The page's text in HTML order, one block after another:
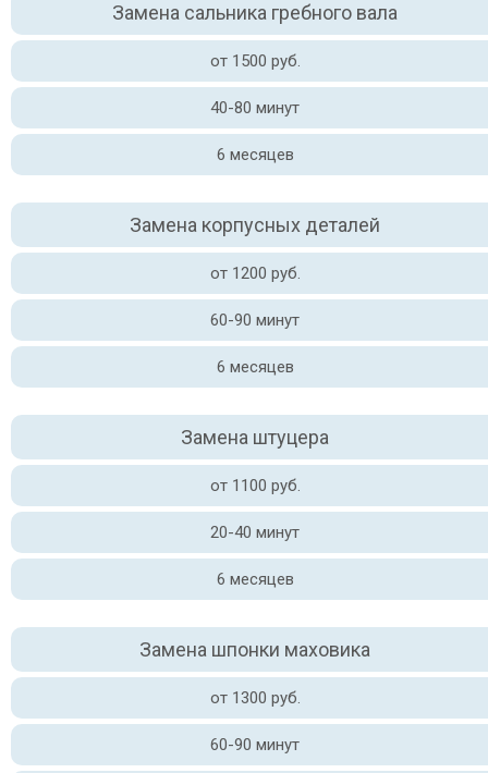
Замена сальника гребного вала
от 1500 руб.
40-80 минут
6 месяцев
Замена корпусных деталей
от 1200 руб.
60-90 минут
6 месяцев
Замена штуцера
от 1100 руб.
20-40 минут
6 месяцев
Замена шпонки маховика
от 1300 руб.
60-90 минут